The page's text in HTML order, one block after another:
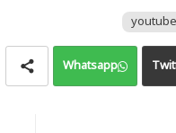
youtube
Whatsapp